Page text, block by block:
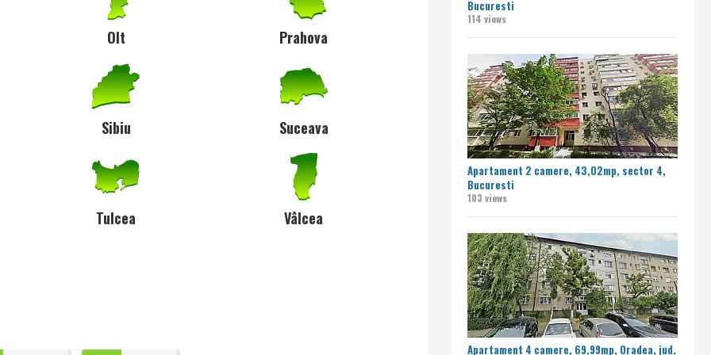
Olt Prahova
Sibiu Suceava
Tulcea Vâlcea
Bucuresti
114 views
Apartament 2 camere, 43,02mp, sector 4,
Bucuresti
103 views
Apartament 4 camere, 69,99mp, Oradea, jud.